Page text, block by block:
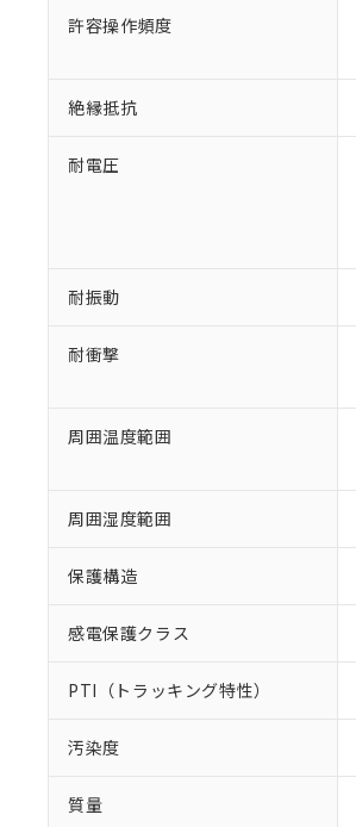
許容操作頻度
絶縁抵抗
耐電圧
耐振動
耐衝撃
周囲温度範囲
周囲湿度範囲
保護構造
感電保護クラス
PTI（トラッキング特性）
汚染度
質量